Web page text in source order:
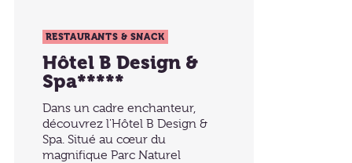
RESTAURANTS & SNACK
Hôtel B Design &
Spa*****
Dans un cadre enchanteur,
découvrez l'Hôtel B Design &
Spa. Situé au cœur du
magnifique Parc Naturel